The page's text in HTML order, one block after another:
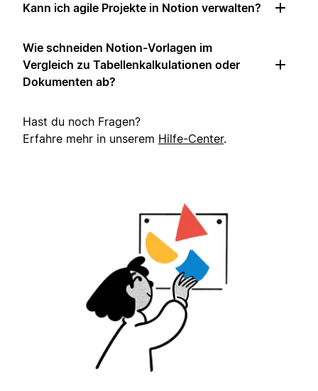
Kann ich agile Projekte in Notion verwalten?
Wie schneiden Notion-Vorlagen im
Vergleich zu Tabellenkalkulationen oder
Dokumenten ab?
Hast du noch Fragen?
Erfahre mehr in unserem Hilfe-Center.